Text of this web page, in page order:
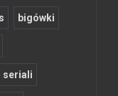
bigówki
seriali